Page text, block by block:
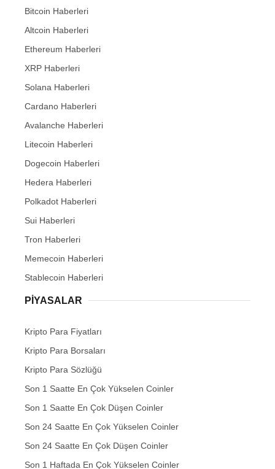
Bitcoin Haberleri
Altcoin Haberleri
Ethereum Haberleri
XRP Haberleri
Solana Haberleri
Cardano Haberleri
Avalanche Haberleri
Litecoin Haberleri
Dogecoin Haberleri
Hedera Haberleri
Polkadot Haberleri
Sui Haberleri
Tron Haberleri
Memecoin Haberleri
Stablecoin Haberleri
PIYASALAR
Kripto Para Fiyatları
Kripto Para Borsaları
Kripto Para Sözlüğü
Son 1 Saatte En Çok Yükselen Coinler
Son 1 Saatte En Çok Düşen Coinler
Son 24 Saatte En Çok Yükselen Coinler
Son 24 Saatte En Çok Düşen Coinler
Son 1 Haftada En Çok Yükselen Coinler